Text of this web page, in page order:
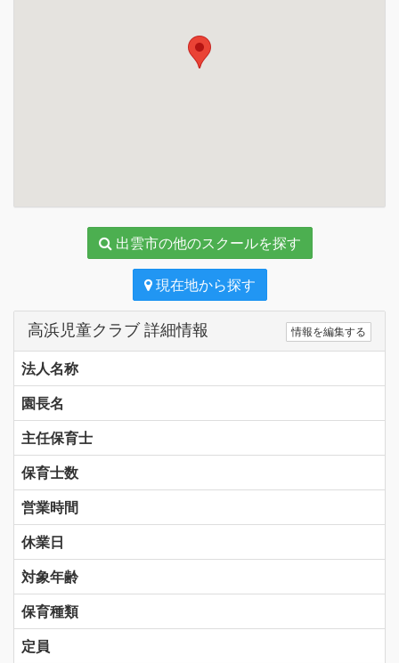
出雲市の他のスクールを探す
現在地から探す
高浜児童クラブ 詳細情報 情報を編集する
法人名称
園長名
主任保育士
保育士数
営業時間
休業日
対象年齢
保育種類
定員